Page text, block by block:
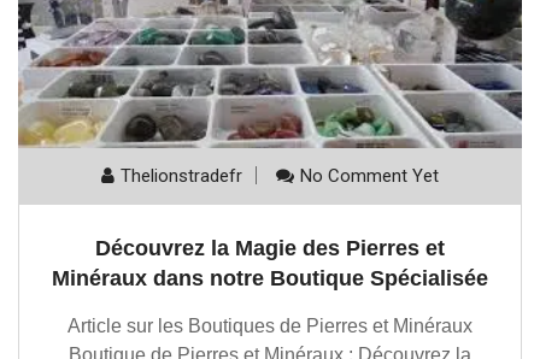
Thelionstradefr No Comment Yet
Découvrez la Magie des Pierres et
Minéraux dans notre Boutique Spécialisée
Article sur les Boutiques de Pierres et Minéraux
Boutique de Pierres et Minéraux : Découvrez la